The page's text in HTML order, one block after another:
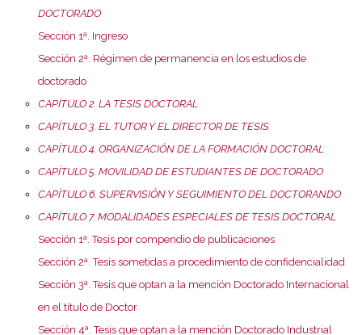
DOCTORADO
Sección 1ª. Ingreso
Sección 2ª. Régimen de permanencia en los estudios de
doctorado
CAPÍTULO 2. LA TESIS DOCTORAL
CAPÍTULO 3. EL TUTOR Y EL DIRECTOR DE TESIS
CAPÍTULO 4. ORGANIZACIÓN DE LA FORMACIÓN DOCTORAL
CAPÍTULO 5. MOVILIDAD DE ESTUDIANTES DE DOCTORADO
CAPÍTULO 6. SUPERVISIÓN Y SEGUIMIENTO DEL DOCTORANDO
CAPÍTULO 7. MODALIDADES ESPECIALES DE TESIS DOCTORAL
Sección 1ª. Tesis por compendio de publicaciones
Sección 2ª. Tesis sometidas a procedimiento de confidencialidad
Sección 3ª. Tesis que optan a la mención Doctorado Internacional
en el título de Doctor
Sección 4ª. Tesis que optan a la mención Doctorado Industrial